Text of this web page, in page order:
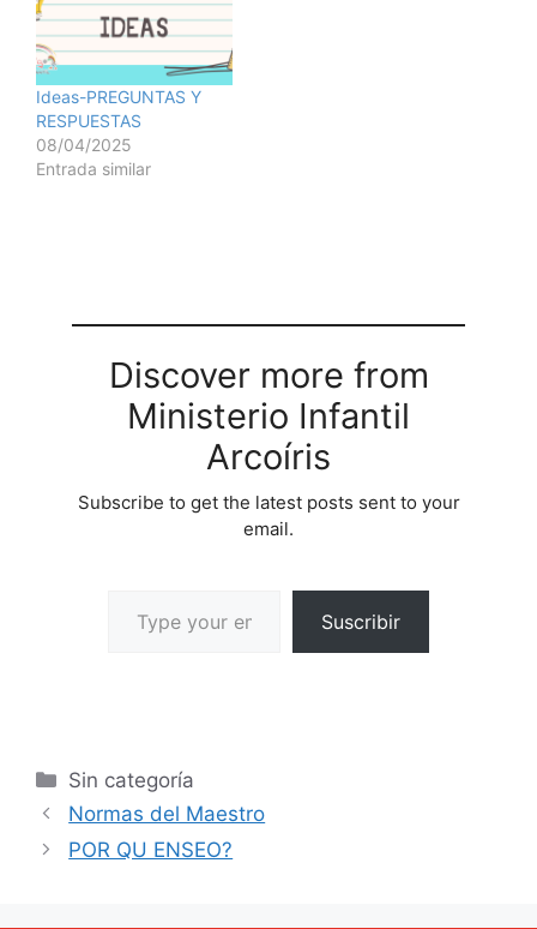
Comprend el concepto
cuando me forme
profesionalmente como
una maestra y entend
que la tica es…
Ideas-PREGUNTAS Y
RESPUESTAS
08/04/2025
Entrada similar
Discover more from
Ministerio Infantil
Arcoíris
Subscribe to get the latest posts sent to your
email.
Suscribir
Sin categoría
Normas del Maestro
POR QU ENSEO?